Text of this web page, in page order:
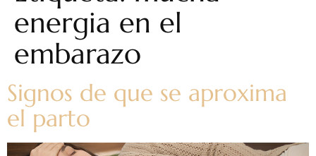
energia en el
embarazo
Signos de que se aproxima
el parto